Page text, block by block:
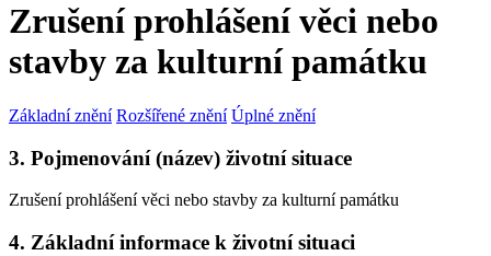
Zrušení prohlášení věci nebo
stavby za kulturní památku
Základní znění Rozšířené znění Úplné znění
3. Pojmenování (název) životní situace
Zrušení prohlášení věci nebo stavby za kulturní památku
4. Základní informace k životní situaci